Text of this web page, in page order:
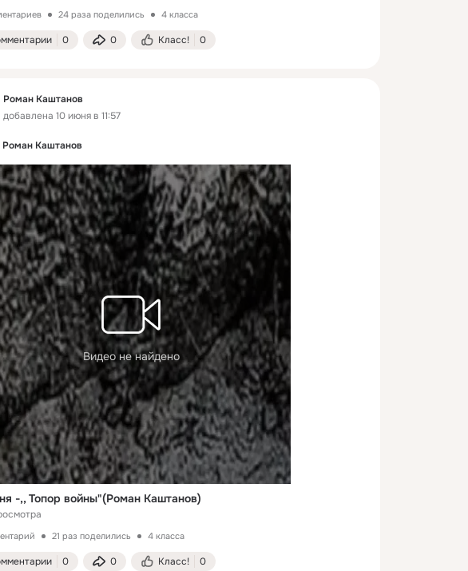
24 раза поделились 4 класса
0 0 Класс! 0
Роман Каштанов
добавлена 10 июня в 11:57
Роман Каштанов
Видео не найдено
-,, Топор войны"(Роман Каштанов)
21 раз поделились 4 класса
0 0 Класс! 0